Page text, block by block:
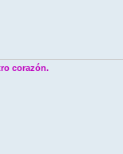
corazón.